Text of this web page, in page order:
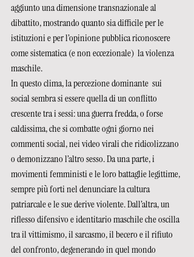
aggiunto una dimensione transnazionale al
dibattito, mostrando quanto sia difficile per le
istituzioni e per l’opinione pubblica riconoscere
come sistematica (e non eccezionale)  la violenza
maschile.
In questo clima, la percezione dominante  sui
social sembra si essere quella di un conflitto
crescente tra i sessi: una guerra fredda, o forse
caldissima, che si combatte ogni giorno nei
commenti social, nei video virali che ridicolizzano
o demonizzano l’altro sesso. Da una parte, i
movimenti femministi e le loro battaglie legittime,
sempre più forti nel denunciare la cultura
patriarcale e le sue derive violente. Dall’altra, un
riflesso difensivo e identitario maschile che oscilla
tra il vittimismo, il sarcasmo, il becero e il rifiuto
del confronto, degenerando in quel mondo